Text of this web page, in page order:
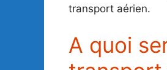
transport aérien.
A quoi